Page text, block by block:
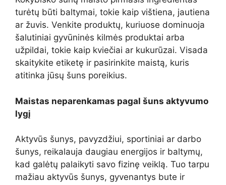
turėtų būti baltymai, tokie kaip vištiena, jautiena
ar žuvis. Venkite produktų, kuriuose dominuoja
šalutiniai gyvūninės kilmės produktai arba
užpildai, tokie kaip kviečiai ar kukurūzai. Visada
skaitykite etiketę ir pasirinkite maistą, kuris
atitinka jūsų šuns poreikius.
Maistas neparenkamas pagal šuns aktyvumo
lygį
Aktyvūs šunys, pavyzdžiui, sportiniai ar darbo
šunys, reikalauja daugiau energijos ir baltymų,
kad galėtų palaikyti savo fizinę veiklą. Tuo tarpu
mažiau aktyvūs šunys, gyvenantys bute ir